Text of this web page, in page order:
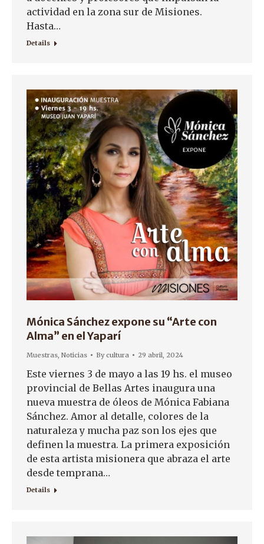
actividad en la zona sur de Misiones.
Hasta…
Details
Mónica Sánchez expone su “Arte con
Alma” en el Yaparí
Muestras, Noticias Bycultura 29 abril, 2024
Este viernes 3 de mayo a las 19 hs. el museo
provincial de Bellas Artes inaugura una
nueva muestra de óleos de Mónica Fabiana
Sánchez. Amor al detalle, colores de la
naturaleza y mucha paz son los ejes que
definen la muestra. La primera exposición
de esta artista misionera que abraza el arte
desde temprana…
Details